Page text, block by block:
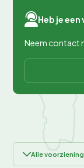
Heb je
Neem contact
Alle